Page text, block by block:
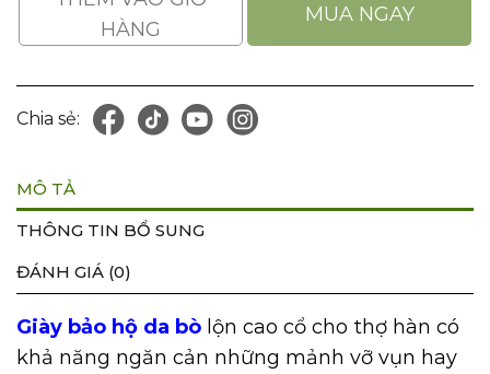
HÀNG
MUA NGAY
Chia sẻ:
MÔ TẢ
THÔNG TIN BỔ SUNG
ĐÁNH GIÁ (0)
Giày bảo hộ da bò lộn cao cổ cho thợ hàn có
khả năng ngăn cản những mảnh vỡ vụn hay